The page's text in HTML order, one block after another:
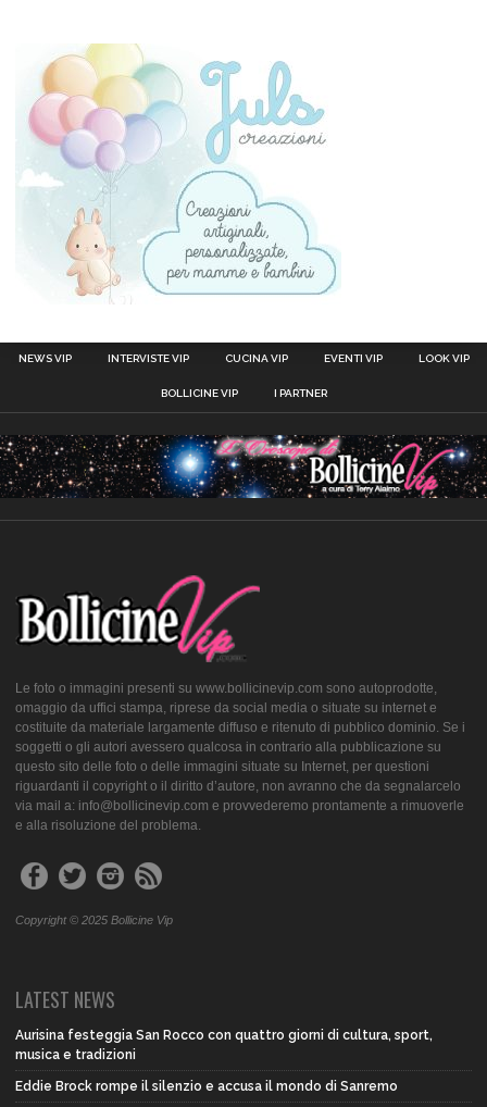
NEWS VIP INTERVISTE VIP CUCINA VIP EVENTI VIP LOOK VIP
BOLLICINE VIP I PARTNER
Le foto o immagini presenti su www.bollicinevip.com sono autoprodotte,
omaggio da uffici stampa, riprese da social media o situate su internet e
costituite da materiale largamente diffuso e ritenuto di pubblico dominio. Se i
soggetti o gli autori avessero qualcosa in contrario alla pubblicazione su
questo sito delle foto o delle immagini situate su Internet, per questioni
riguardanti il copyright o il diritto d’autore, non avranno che da segnalarcelo
via mail a: info@bollicinevip.com e provvederemo prontamente a rimuoverle
e alla risoluzione del problema.
Copyright © 2025 Bollicine Vip
LATEST NEWS
Aurisina festeggia San Rocco con quattro giorni di cultura, sport,
musica e tradizioni
Eddie Brock rompe il silenzio e accusa il mondo di Sanremo